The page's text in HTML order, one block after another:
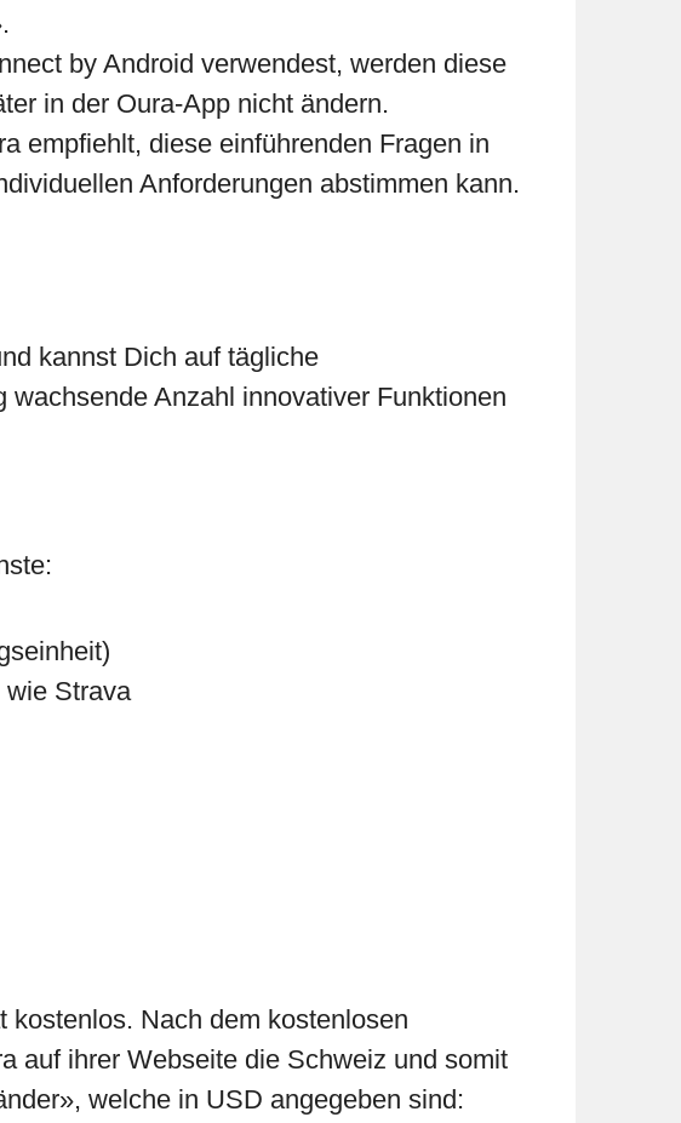
by Android verwendest, werden diese
in der Oura-App nicht ändern.
empfiehlt, diese einführenden Fragen in
Anforderungen abstimmen kann.
kannst Dich auf tägliche
Anzahl innovativer Funktionen
wie Strava
kostenlos. Nach dem kostenlosen
auf ihrer Webseite die Schweiz und somit
welche in USD angegeben sind: